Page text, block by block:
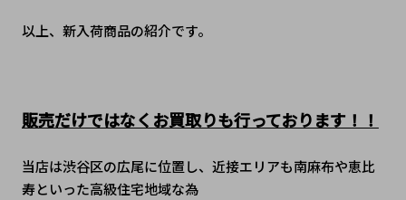
以上、新入荷商品の紹介です。
販売だけではなくお買取りも行っております！！
当店は渋谷区の広尾に位置し、近接エリアも南麻布や恵比
寿といった高級住宅地域な為